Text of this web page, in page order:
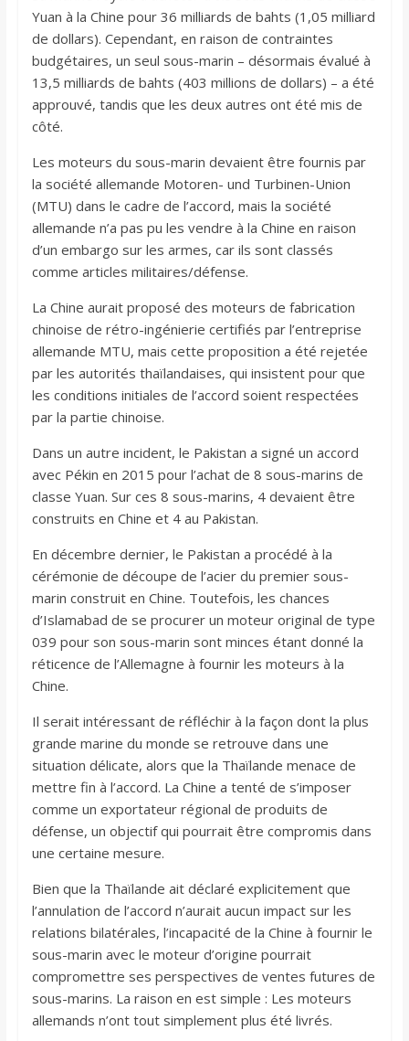
Yuan à la Chine pour 36 milliards de bahts (1,05 milliard
de dollars). Cependant, en raison de contraintes
budgétaires, un seul sous-marin – désormais évalué à
13,5 milliards de bahts (403 millions de dollars) – a été
approuvé, tandis que les deux autres ont été mis de
côté.
Les moteurs du sous-marin devaient être fournis par
la société allemande Motoren- und Turbinen-Union
(MTU) dans le cadre de l’accord, mais la société
allemande n’a pas pu les vendre à la Chine en raison
d’un embargo sur les armes, car ils sont classés
comme articles militaires/défense.
La Chine aurait proposé des moteurs de fabrication
chinoise de rétro-ingénierie certifiés par l’entreprise
allemande MTU, mais cette proposition a été rejetée
par les autorités thaïlandaises, qui insistent pour que
les conditions initiales de l’accord soient respectées
par la partie chinoise.
Dans un autre incident, le Pakistan a signé un accord
avec Pékin en 2015 pour l’achat de 8 sous-marins de
classe Yuan. Sur ces 8 sous-marins, 4 devaient être
construits en Chine et 4 au Pakistan.
En décembre dernier, le Pakistan a procédé à la
cérémonie de découpe de l’acier du premier sous-
marin construit en Chine. Toutefois, les chances
d’Islamabad de se procurer un moteur original de type
039 pour son sous-marin sont minces étant donné la
réticence de l’Allemagne à fournir les moteurs à la
Chine.
Il serait intéressant de réfléchir à la façon dont la plus
grande marine du monde se retrouve dans une
situation délicate, alors que la Thaïlande menace de
mettre fin à l’accord. La Chine a tenté de s’imposer
comme un exportateur régional de produits de
défense, un objectif qui pourrait être compromis dans
une certaine mesure.
Bien que la Thaïlande ait déclaré explicitement que
l’annulation de l’accord n’aurait aucun impact sur les
relations bilatérales, l’incapacité de la Chine à fournir le
sous-marin avec le moteur d’origine pourrait
compromettre ses perspectives de ventes futures de
sous-marins. La raison en est simple : Les moteurs
allemands n’ont tout simplement plus été livrés.